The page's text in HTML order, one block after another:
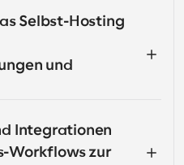
Selbst-Hosting
und
Integrationen
Workflows zur